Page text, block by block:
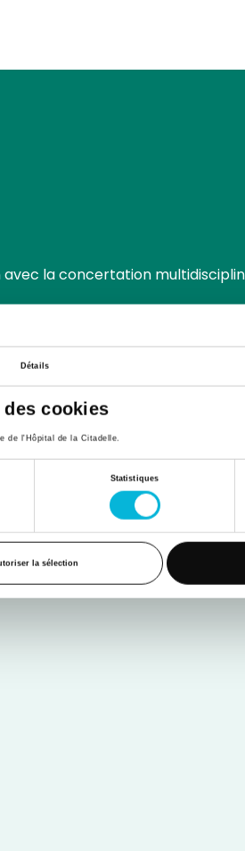
Détails
cookies
de l'Hôpital de la Citadelle.
Statistiques
la sélection
la concertation
tumeur de Merckel)
et séminome)